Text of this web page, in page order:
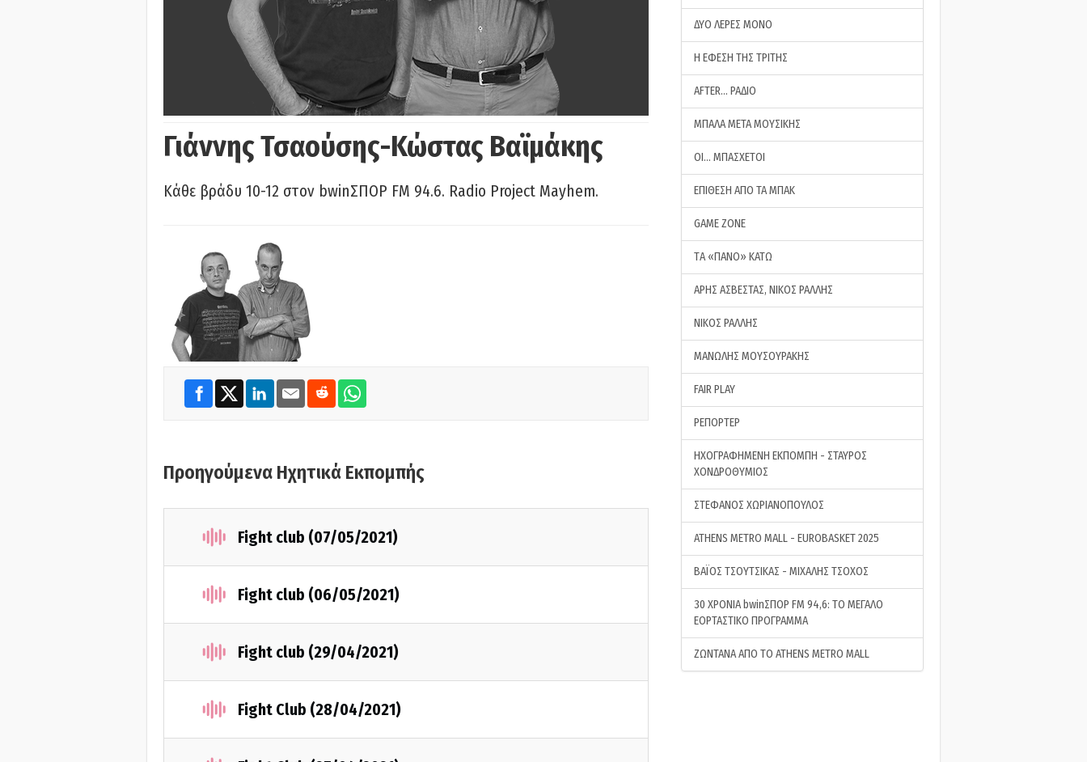
Γιάννης Τσαούσης-Κώστας Βαϊμάκης
Κάθε βράδυ 10-12 στον bwinΣΠΟΡ FM 94.6. Radio Project Mayhem.
Προηγούμενα Ηχητικά Εκπομπής
Fight club (07/05/2021)
Fight club (06/05/2021)
Fight club (29/04/2021)
Fight Club (28/04/2021)
ΔΥΟ ΛΕΡΕΣ ΜΟΝΟ
Η ΕΦΕΣΗ ΤΗΣ ΤΡΙΤΗΣ
AFTER… ΡΑΔΙΟ
ΜΠΑΛΑ ΜΕΤΑ ΜΟΥΣΙΚΗΣ
ΟΙ… ΜΠΑΣΧΕΤΟΙ
ΕΠΙΘΕΣΗ ΑΠΟ ΤΑ ΜΠΑΚ
GAME ZONE
ΤA «ΠΑΝΟ» ΚΑΤΩ
ΑΡΗΣ ΑΣΒΕΣΤΑΣ, ΝΙΚΟΣ ΡΑΛΛΗΣ
ΝΙΚΟΣ ΡΑΛΛΗΣ
ΜΑΝΩΛΗΣ ΜΟΥΣΟΥΡΑΚΗΣ
FAIR PLAY
ΡΕΠΟΡΤΕΡ
ΗΧΟΓΡΑΦΗΜΕΝΗ ΕΚΠΟΜΠΗ - ΣΤΑΥΡΟΣ
ΧΟΝΔΡΟΘΥΜΙΟΣ
ΣΤΕΦΑΝΟΣ ΧΩΡΙΑΝΟΠΟΥΛΟΣ
ATHENS METRO MALL - EUROBASKET 2025
ΒΑΪΟΣ ΤΣΟΥΤΣΙΚΑΣ - ΜΙΧΑΛΗΣ ΤΣΟΧΟΣ
30 ΧΡΟΝΙΑ bwinΣΠΟΡ FM 94,6: ΤΟ ΜΕΓΑΛΟ
ΕΟΡΤΑΣΤΙΚΟ ΠΡΟΓΡΑΜΜΑ
ΖΩΝΤΑΝΑ ΑΠΟ ΤΟ ATHENS METRO MALL